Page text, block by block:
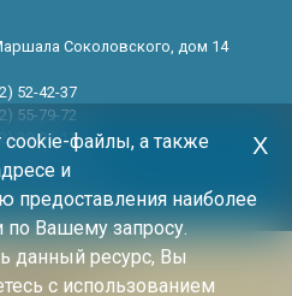
Соколовского, дом 14
52-42-37
55-79-72
30-06-11
1983 год
cookie-файлы, а также
и
предоставления наиболее
Вашему запросу.
данный ресурс, Вы
с использованием
Х